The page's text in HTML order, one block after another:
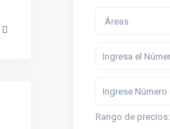
Áreas
Rango de precios: